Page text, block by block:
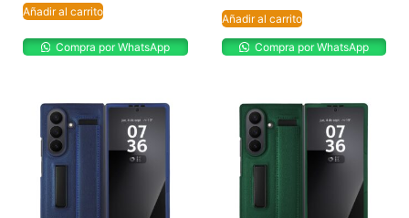
Añadir al carrito
Compra por WhatsApp
Añadir al carrito
Compra por WhatsApp